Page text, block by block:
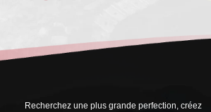
Recherchez une plus grande perfection, créez